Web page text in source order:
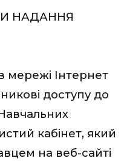
НАДАННЯ
мережі Інтернет
доступу до
кабінет, який
на веб-сайті